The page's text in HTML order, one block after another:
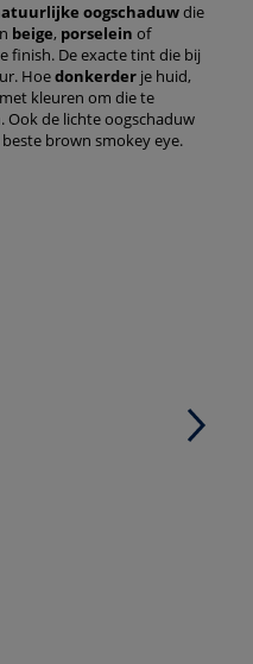
oogschaduwdie
beige, porselein of
finish. De exacte tint die bij
Hoedonkerder je huid,
kleuren om die te
Ook de lichte oogschaduw
brown smokey eye.